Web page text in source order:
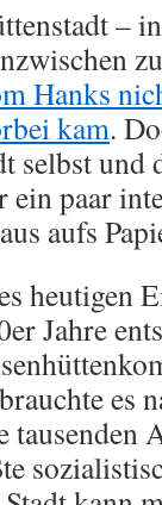
–
Hanks
kam.
selbst und
ein paar
aufs
heutigen
Jahre
es